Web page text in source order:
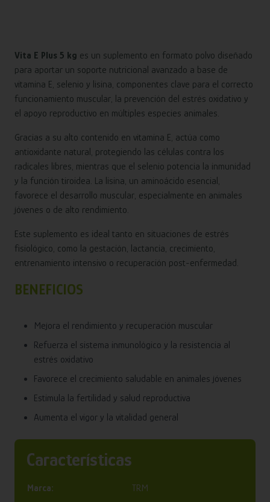
Vita E Plus 5 kg es un suplemento en formato polvo diseñado
para aportar un soporte nutricional avanzado a base de
vitamina E, selenio y lisina, componentes clave para el correcto
funcionamiento muscular, la prevención del estrés oxidativo y
el apoyo reproductivo en múltiples especies animales.
Gracias a su alto contenido en vitamina E, actúa como
antioxidante natural, protegiendo las células contra los
radicales libres, mientras que el selenio potencia la inmunidad
y la función tiroidea. La lisina, un aminoácido esencial,
favorece el desarrollo muscular, especialmente en animales
jóvenes o de alto rendimiento.
Este suplemento es ideal tanto en situaciones de estrés
fisiológico, como la gestación, lactancia, crecimiento,
entrenamiento intensivo o recuperación post-enfermedad.
BENEFICIOS
Mejora el rendimiento y recuperación muscular
Refuerza el sistema inmunológico y la resistencia al
estrés oxidativo
Favorece el crecimiento saludable en animales jóvenes
Estimula la fertilidad y salud reproductiva
Aumenta el vigor y la vitalidad general
Características
Marca:
TRM